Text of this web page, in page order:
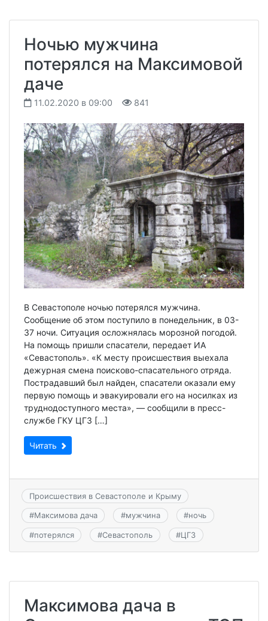
Ночью мужчина
потерялся на Максимовой
даче
11.02.2020 в 09:00 841
В Севастополе ночью потерялся мужчина.
Сообщение об этом поступило в понедельник, в 03-
37 ночи. Ситуация осложнялась морозной погодой.
На помощь пришли спасатели, передает ИА
«Севастополь». «К месту происшествия выехала
дежурная смена поисково-спасательного отряда.
Пострадавший был найден, спасатели оказали ему
первую помощь и эвакуировали его на носилках из
труднодоступного места», — сообщили в пресс-
службе ГКУ ЦГЗ […]
Читать
Происшествия в Севастополе и Крыму
#Максимова дача #мужчина #ночь
#потерялся #Севастополь #ЦГЗ
Максимова дача в